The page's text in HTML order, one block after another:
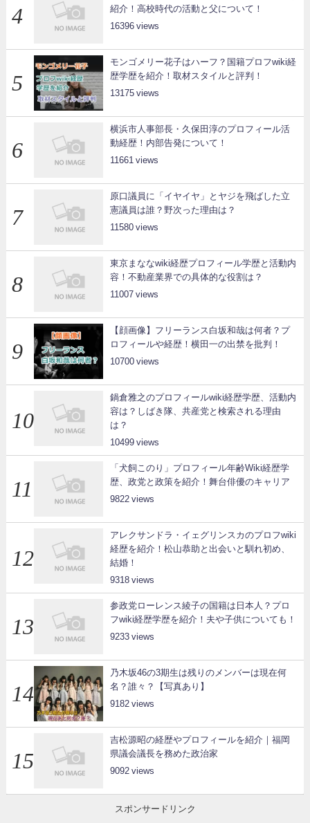
紹介！高校時代の活動と父について！
16396
モンゴメリー花子はハーフ？国籍プロフwiki経
歴学歴を紹介！取材スタイルと評判！
13175
横浜市人事部長・久保田淳のプロフィール活
動経歴！内部告発について！
11661
原口議員に「イヤイヤ」とヤジを飛ばした立
憲議員は誰？野次った理由は？
11580
東京まななwiki経歴プロフィール学歴と活動内
容！不動産業界での具体的な役割は？
11007
【顔画像】フリーランス白坂和哉は何者？プ
ロフィールや経歴！横田一の出禁を批判！
10700
鍋倉雅之のプロフィールwiki経歴学歴、活動内
容は？しばき隊、共産党と検索される理由
は？
10499
「犬飼このり」プロフィール年齢Wiki経歴学
歴、政党と政策を紹介！舞台俳優のキャリア
9822
アレクサンドラ・イェグリンスカのプロフwiki
経歴を紹介！松山恭助と出会いと馴れ初め、
結婚！
9318
参政党ローレンス綾子の国籍は日本人？プロ
フwiki経歴学歴を紹介！夫や子供についても！
9233
乃木坂46の3期生は残りのメンバーは現在何
名？誰々？【写真あり】
9182
吉松源昭の経歴やプロフィールを紹介｜福岡
県議会議長を務めた政治家
9092
スポンサードリンク